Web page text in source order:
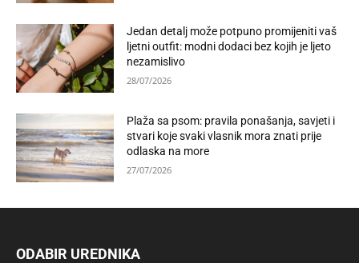
Jedan detalj može potpuno promijeniti vaš
ljetni outfit: modni dodaci bez kojih je ljeto
nezamislivo
28/07/2026
Plaža sa psom: pravila ponašanja, savjeti i
stvari koje svaki vlasnik mora znati prije
odlaska na more
27/07/2026
ODABIR UREDNIKA